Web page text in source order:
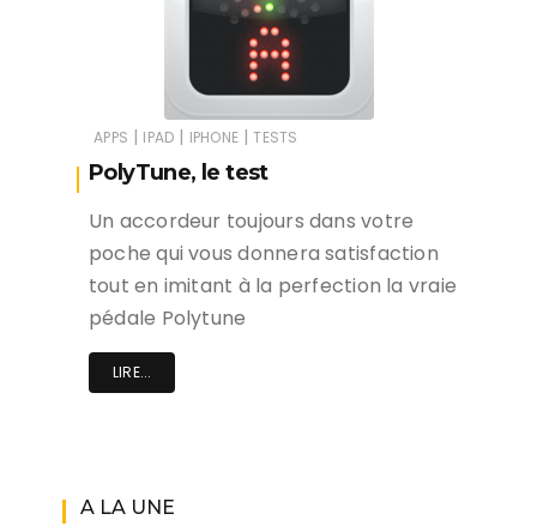
APPS | IPAD | IPHONE | TESTS
PolyTune, le test
Un accordeur toujours dans votre
poche qui vous donnera satisfaction
tout en imitant à la perfection la vraie
pédale Polytune
LIRE...
A LA UNE